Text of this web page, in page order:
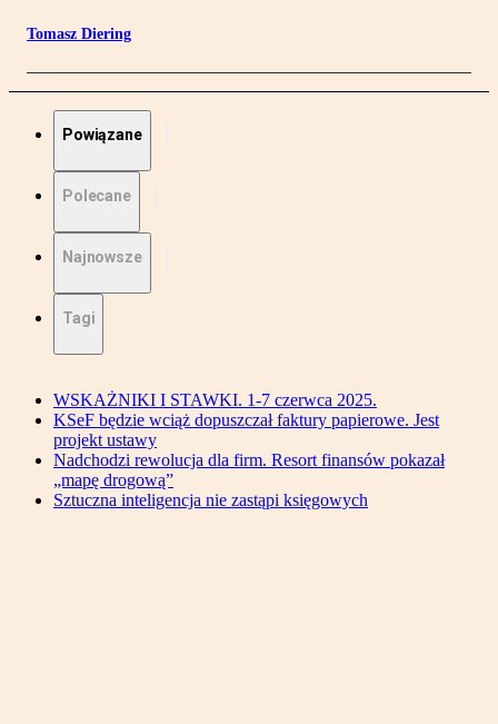
Tomasz Diering
Powiązane
Polecane
Najnowsze
Tagi
WSKAŻNIKI I STAWKI. 1-7 czerwca 2025.
KSeF będzie wciąż dopuszczał faktury papierowe. Jest
projekt ustawy
Nadchodzi rewolucja dla firm. Resort finansów pokazał
„mapę drogową”
Sztuczna inteligencja nie zastąpi księgowych